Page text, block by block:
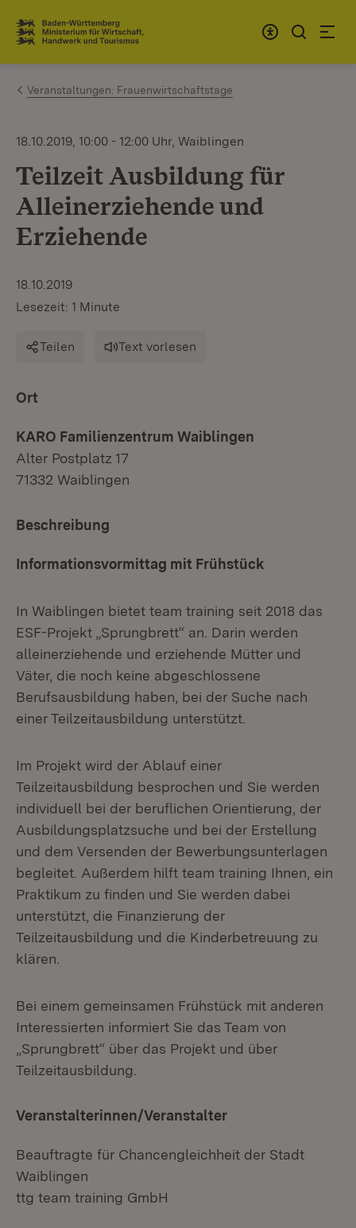
Zum Inhalt springen
Link zur Startseite
Veranstaltungen: Frauenwirtschaftstage
18.10.2019, 10:00 - 12:00 Uhr, Waiblingen
Teilzeit Ausbildung für
Alleinerziehende und
Erziehende
18.10.2019
Lesezeit: 1 Minute
Teilen Text vorlesen
Ort
KARO Familienzentrum Waiblingen
Alter Postplatz 17
71332 Waiblingen
Beschreibung
Informationsvormittag mit Frühstück
In Waiblingen bietet team training seit 2018 das
ESF-Projekt „Sprungbrett“ an. Darin werden
alleinerziehende und erziehende Mütter und
Väter, die noch keine abgeschlossene
Berufsausbildung haben, bei der Suche nach
einer Teilzeitausbildung unterstützt.
Im Projekt wird der Ablauf einer
Teilzeitausbildung besprochen und Sie werden
individuell bei der beruflichen Orientierung, der
Ausbildungsplatzsuche und bei der Erstellung
und dem Versenden der Bewerbungsunterlagen
begleitet. Außerdem hilft team training Ihnen, ein
Praktikum zu finden und Sie werden dabei
unterstützt, die Finanzierung der
Teilzeitausbildung und die Kinderbetreuung zu
klären.
Bei einem gemeinsamen Frühstück mit anderen
Interessierten informiert Sie das Team von
„Sprungbrett“ über das Projekt und über
Teilzeitausbildung.
Veranstalterinnen/Veranstalter
Beauftragte für Chancengleichheit der Stadt
Waiblingen
ttg team training GmbH